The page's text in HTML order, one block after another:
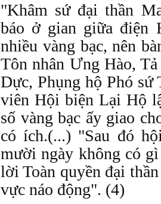
"Khâm sứ đại thần
báo ở gian giữa điện
nhiều vàng bạc, nên
Tôn nhân Ưng Hào,
Dực, Phụng hộ Phó
viên Hội biện Lại Hộ
số vàng bạc ấy giao
có ích.(...) "Sau đó
mười ngày không có
lời Toàn quyền đại
vực náo động". (4)